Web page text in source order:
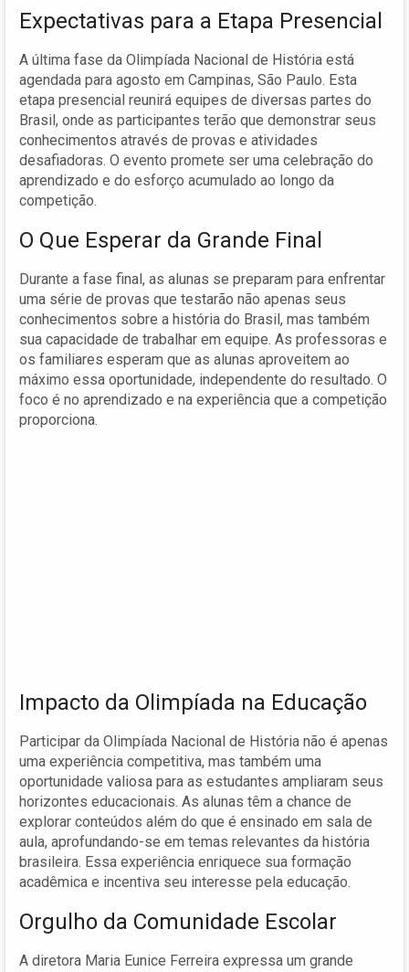
Expectativas para a Etapa Presencial
A última fase da Olimpíada Nacional de História está
agendada para agosto em Campinas, São Paulo. Esta
etapa presencial reunirá equipes de diversas partes do
Brasil, onde as participantes terão que demonstrar seus
conhecimentos através de provas e atividades
desafiadoras. O evento promete ser uma celebração do
aprendizado e do esforço acumulado ao longo da
competição.
O Que Esperar da Grande Final
Durante a fase final, as alunas se preparam para enfrentar
uma série de provas que testarão não apenas seus
conhecimentos sobre a história do Brasil, mas também
sua capacidade de trabalhar em equipe. As professoras e
os familiares esperam que as alunas aproveitem ao
máximo essa oportunidade, independente do resultado. O
foco é no aprendizado e na experiência que a competição
proporciona.
Impacto da Olimpíada na Educação
Participar da Olimpíada Nacional de História não é apenas
uma experiência competitiva, mas também uma
oportunidade valiosa para as estudantes ampliaram seus
horizontes educacionais. As alunas têm a chance de
explorar conteúdos além do que é ensinado em sala de
aula, aprofundando-se em temas relevantes da história
brasileira. Essa experiência enriquece sua formação
acadêmica e incentiva seu interesse pela educação.
Orgulho da Comunidade Escolar
A diretora Maria Eunice Ferreira expressa um grande